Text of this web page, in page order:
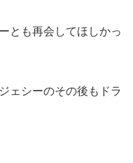
とも再会してほしかっ
ェシーのその後もドラ